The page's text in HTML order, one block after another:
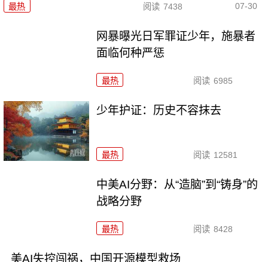
最热 阅读 7438 07-30
网暴曝光日军罪证少年，施暴者
面临何种严惩
最热 阅读 6985
少年护证：历史不容抹去
最热 阅读 12581
中美AI分野：从“造脑”到“铸身”的
战略分野
最热 阅读 8428
美AI失控闯祸，中国开源模型救场